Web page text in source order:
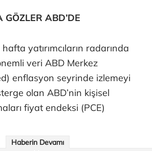
ABD’DE
yatırımcıların radarında
veri ABD Merkez
enflasyon seyrinde izlemeyi
olan ABD’nin kişisel
fiyat endeksi (PCE)
Haberin Devamı